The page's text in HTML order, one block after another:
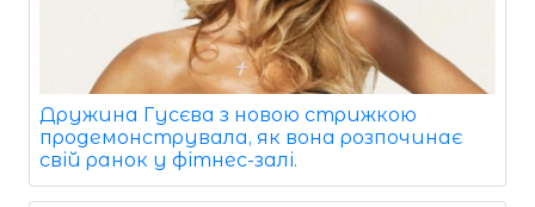
Дружина Гусєва з новою стрижкою
продемонструвала, як вона розпочинає
свій ранок у фітнес-залі.